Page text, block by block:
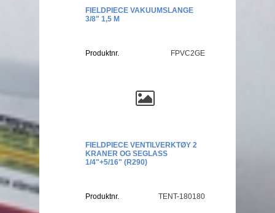
FIELDPIECE VAKUUMSLANGE
3/8" 1,5 M
Produktnr. FPVC2GE
FIELDPIECE VENTILVERKTØY 2
KRANER OG SEGLASS
1/4"+5/16" (R290)
Produktnr. TENT-180180